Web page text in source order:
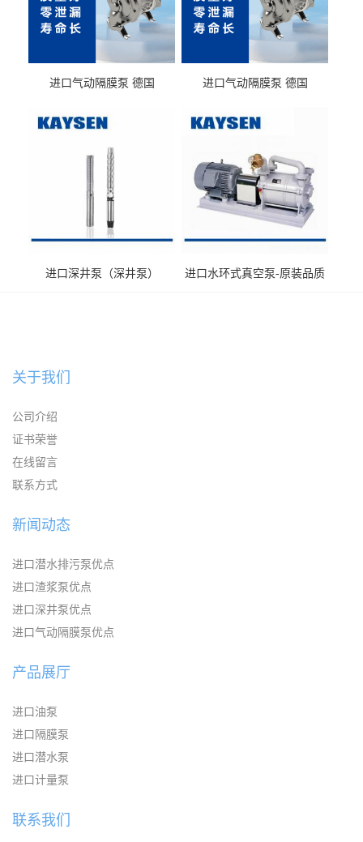
进口气动隔膜泵 德国
输送
进口气动隔膜泵 德国
进口深井泵（深井泵）
进口水环式真空泵-原装品质
关于我们
公司介绍
证书荣誉
在线留言
联系方式
新闻动态
进口潜水排污泵优点
进口渣浆泵优点
进口深井泵优点
进口气动隔膜泵优点
产品展厅
进口油泵
进口隔膜泵
进口潜水泵
进口计量泵
联系我们